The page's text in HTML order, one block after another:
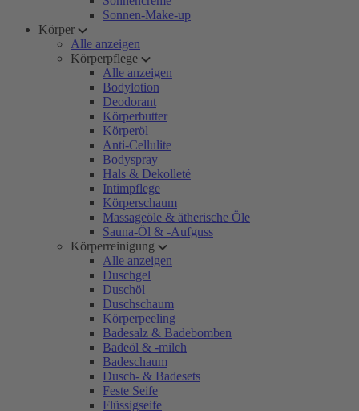
Sonnen-Make-up
Körper
Alle anzeigen
Körperpflege
Alle anzeigen
Bodylotion
Deodorant
Körperbutter
Körperöl
Anti-Cellulite
Bodyspray
Hals & Dekolleté
Intimpflege
Körperschaum
Massageöle & ätherische Öle
Sauna-Öl & -Aufguss
Körperreinigung
Alle anzeigen
Duschgel
Duschöl
Duschschaum
Körperpeeling
Badesalz & Badebomben
Badeöl & -milch
Badeschaum
Dusch- & Badesets
Feste Seife
Flüssigseife